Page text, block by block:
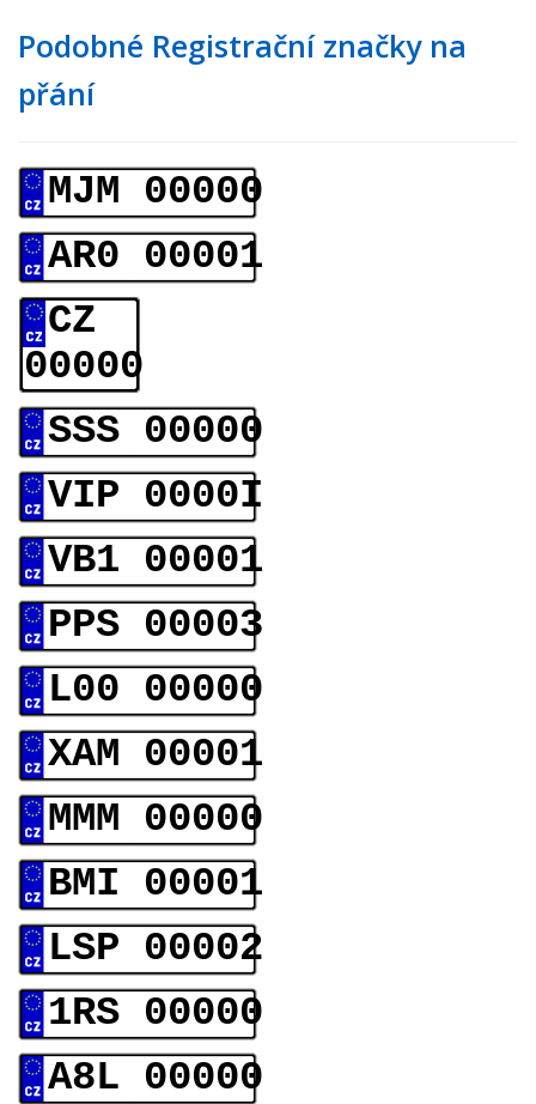
Podobné Registrační značky na
přání
MJM 00000
AR0 00001
CZ
00000
SSS 00000
VIP 0000I
VB1 00001
PPS 00003
L00 00000
XAM 00001
MMM 00000
BMI 00001
LSP 00002
1RS 00000
A8L 00000